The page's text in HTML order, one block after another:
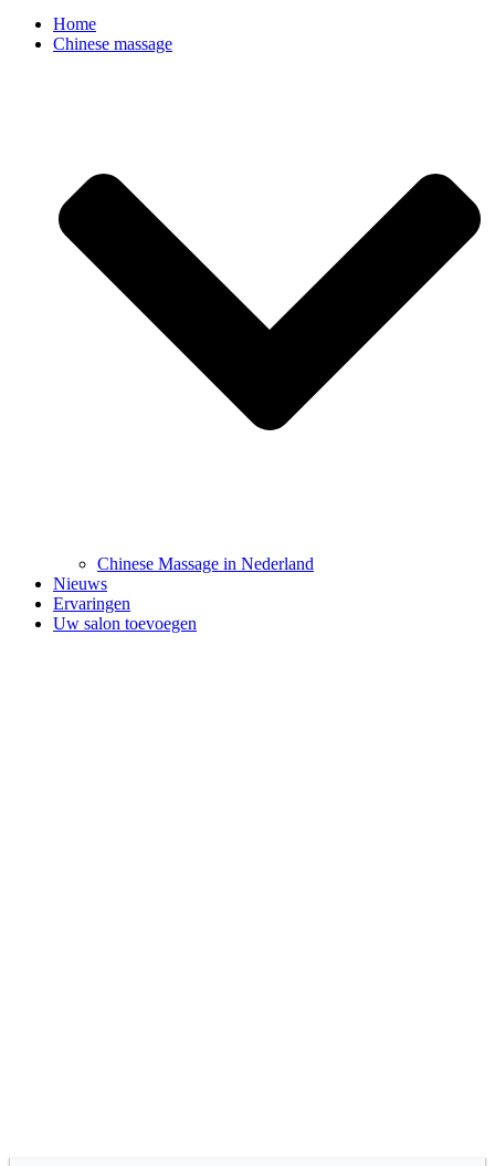
Home
Chinese massage
Chinese Massage in Nederland
Nieuws
Ervaringen
Uw salon toevoegen